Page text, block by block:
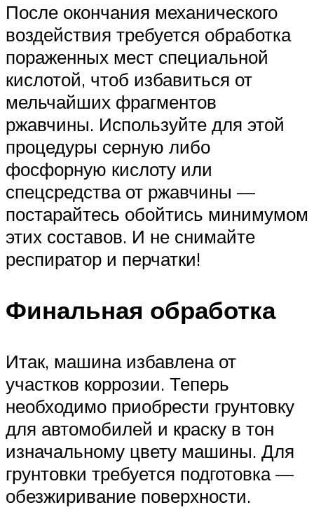
После окончания механического
воздействия требуется обработка
пораженных мест специальной
кислотой, чтоб избавиться от
мельчайших фрагментов
ржавчины. Используйте для этой
процедуры серную либо
фосфорную кислоту или
спецсредства от ржавчины —
постарайтесь обойтись минимумом
этих составов. И не снимайте
респиратор и перчатки!
Финальная обработка
Итак, машина избавлена от
участков коррозии. Теперь
необходимо приобрести грунтовку
для автомобилей и краску в тон
изначальному цвету машины. Для
грунтовки требуется подготовка —
обезжиривание поверхности.